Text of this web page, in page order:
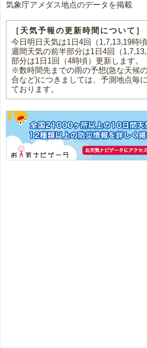
気象庁アメダス地点のデータを掲載
［天気予報の更新時間について］
今日明日天気は1日4回（1,7,13,19時
週間天気の前半部分は1日4回（
部分は1日1回（4時頃）更新します。
※数時間先までの雨の予想(急な天候
合など)につきましては、予測地点毎
ております。